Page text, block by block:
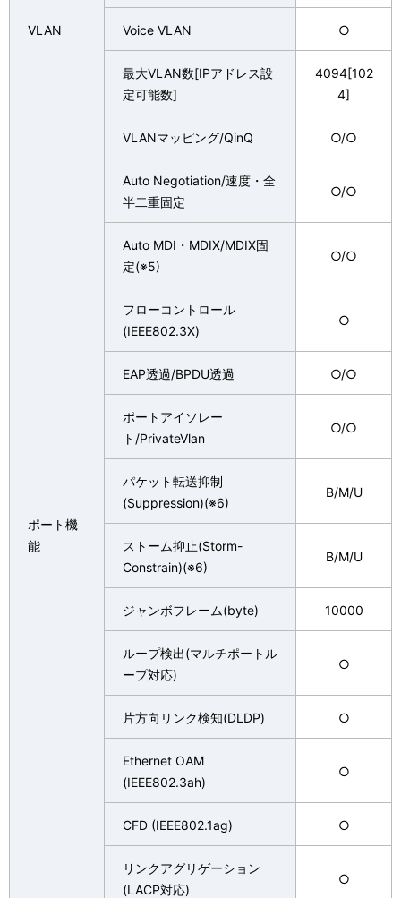
VLAN Voice VLAN ○
最大VLAN数[IPアドレス設
定可能数]
4094[102
4]
VLANマッピング/QinQ ○/○
ポート機
能
Auto Negotiation/速度・全
半二重固定
○/○
Auto MDI・MDIX/MDIX固
定(※5)
○/○
フローコントロール
(IEEE802.3X)
○
EAP透過/BPDU透過 ○/○
ポートアイソレー
ト/PrivateVlan
○/○
パケット転送抑制
(Suppression)(※6)
B/M/U
ストーム抑止(Storm-
Constrain)(※6)
B/M/U
ジャンボフレーム(byte) 10000
ループ検出(マルチポートル
ープ対応)
○
片方向リンク検知(DLDP) ○
Ethernet OAM
(IEEE802.3ah)
○
CFD (IEEE802.1ag) ○
リンクアグリゲーション
(LACP対応)
○